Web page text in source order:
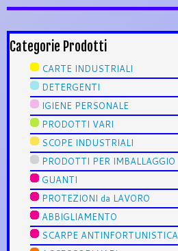
Categorie Prodotti
CARTE INDUSTRIALI
DETERGENTI
IGIENE PERSONALE
PRODOTTI VARI
SCOPE INDUSTRIALI
PRODOTTI PER IMBALLAGGIO
GUANTI
PROTEZIONI da LAVORO
ABBIGLIAMENTO
SCARPE ANTINFORTUNISTICA